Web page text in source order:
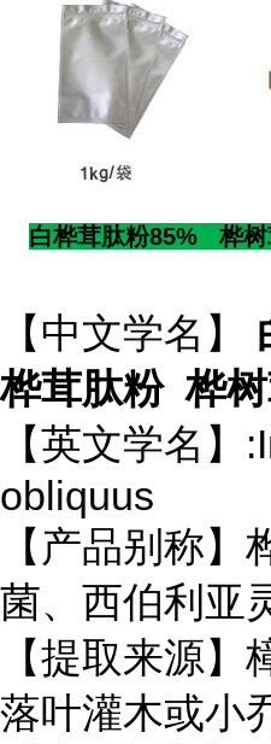
白桦茸肽粉85% 桦树
【中文学名】
桦茸肽粉 桦
【英文学名】
obliquus
【产品别称
菌、西伯利亚
【提取来源】
落叶灌木或小